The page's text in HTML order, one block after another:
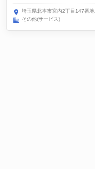
埼玉県北本市宮内2丁目147番地
その他(サービス)